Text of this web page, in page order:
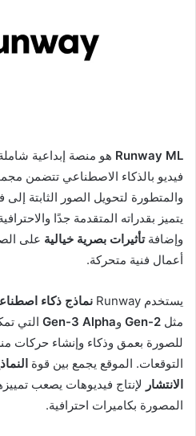
Runway ML هو منصة إبداعية
فيديو بالذكاء الاصطناعي تتضمن
والمتطورة لتحويل الصور الثابتة
يتميز بقدراته المتقدمة جدًا
وإضافةتأثيرات بصرية خيالية على
أعمال فنية متحركة.
يستخدم Runway
نماذج ذكاء
مثل Gen-2 وGen-3 Alpha التي
للصورة بعمق وذكاء وإنشاء حركات
التوقعات. الموقع يجمع بين قوة
الانتشار لإنتاج فيديوهات يصعب
المصورة بكاميرات احترافية.